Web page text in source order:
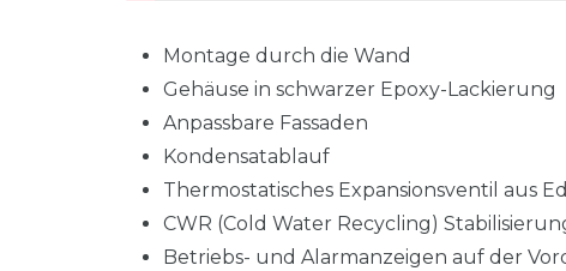
Montage durch die Wand
Gehäuse in schwarzer Epoxy-Lackierung
Anpassbare Fassaden
Kondensatablauf
Thermostatisches Expansionsventil aus
CWR (Cold Water Recycling)
Betriebs- und Alarmanzeigen auf der